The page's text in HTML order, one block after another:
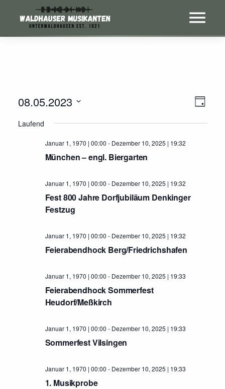
Tag
08.05.2023
wählen.
Laufend
Januar 1, 1970 | 00:00 - Dezember 10, 2025 | 19:32
München – engl. Biergarten
Januar 1, 1970 | 00:00 - Dezember 10, 2025 | 19:32
Fest 800 Jahre Dorfjubiläum Denkinger
Festzug
Januar 1, 1970 | 00:00 - Dezember 10, 2025 | 19:32
Feierabendhock Berg/Friedrichshafen
Januar 1, 1970 | 00:00 - Dezember 10, 2025 | 19:33
Feierabendhock Sommerfest
Heudorf/Meßkirch
Januar 1, 1970 | 00:00 - Dezember 10, 2025 | 19:33
Sommerfest Vilsingen
Januar 1, 1970 | 00:00 - Dezember 10, 2025 | 19:33
1. Musikprobe